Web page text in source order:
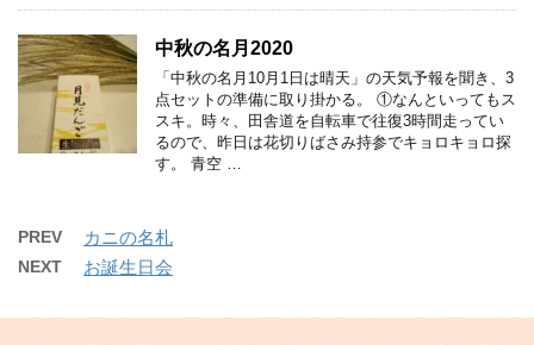
中秋の名月2020
「中秋の名月10月1日は晴天」の天気予報を聞き、3
点セットの準備に取り掛かる。 ①なんといってもス
スキ。時々、田舎道を自転車で往復3時間走ってい
るので、昨日は花切りばさみ持参でキョロキョロ探
す。 青空 …
PREV カニの名札
NEXT お誕生日会